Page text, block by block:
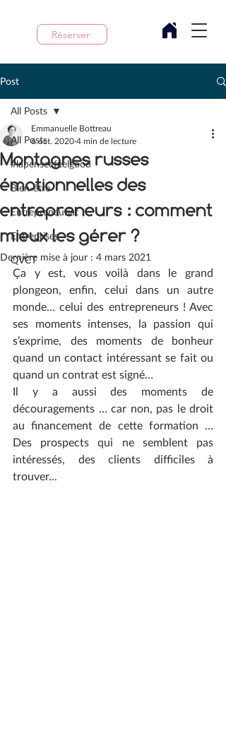
Réserver
Post
All Posts
#lapenseefeelgood
Bien-être
Entrepreneuriat
Entreprises
QVCT
All Posts
Montagnes russes
émotionnelles des
entrepreneurs : comment
mieux les gérer ?
Emmanuelle Bottreau
6 oct. 2020 4 min de lecture
Dernière mise à jour : 4 mars 2021
Ça y est, vous voilà dans le grand
plongeon, enfin, celui dans un autre
monde… celui des entrepreneurs ! Avec
ses moments intenses, la passion qui
s’exprime, des moments de bonheur
quand un contact intéressant se fait ou
quand un contrat est signé…
Il y a aussi des moments de
découragements … car non, pas le droit
au financement de cette formation …
Des prospects qui ne semblent pas
intéressés, des clients difficiles à
trouver...